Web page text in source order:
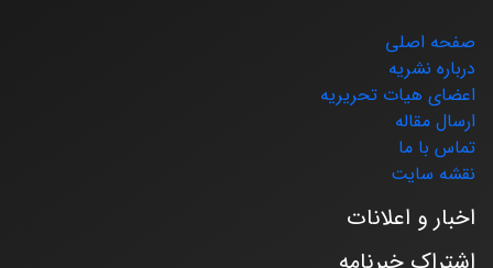
صفحه اصلی
درباره نشریه
اعضای هیات تحریریه
ارسال مقاله
تماس با ما
نقشه سایت
اخبار و اعلانات